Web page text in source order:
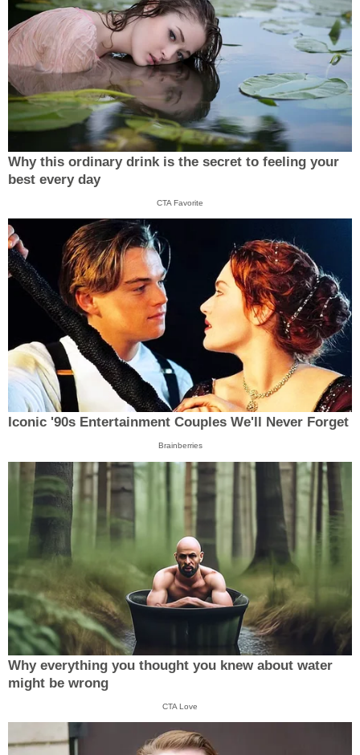
Why this ordinary drink is the secret to feeling your
best every day
CTA Favorite
Iconic '90s Entertainment Couples We'll Never Forget
Brainberries
Why everything you thought you knew about water
might be wrong
CTA Love